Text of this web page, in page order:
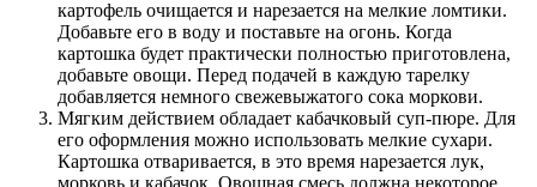
картофель очищается и нарезается на мелкие ломтики.
Добавьте его в воду и поставьте на огонь. Когда
картошка будет практически полностью приготовлена,
добавьте овощи. Перед подачей в каждую тарелку
добавляется немного свежевыжатого сока моркови.
Мягким действием обладает кабачковый суп-пюре. Для
его оформления можно использовать мелкие сухари.
Картошка отваривается, в это время нарезается лук,